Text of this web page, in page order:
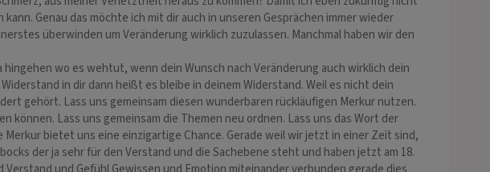
Genau das möchte ich mit dir auch in unseren Gesprächen immer wieder
überwinden um Veränderung wirklich zuzulassen. Manchmal haben wir den
wo es wehtut, wenn dein Wunsch nach Veränderung auch wirklich dein
in dir dann heißt es bleibe in deinem Widerstand. Weil es nicht dein
gehört. Lass uns gemeinsam diesen wunderbaren rückläufigen Merkur nutzen.
Lass uns gemeinsam die Themen neu ordnen. Lass uns das Wort der
bietet uns eine einzigartige Chance. Gerade weil wir jetzt in einer Zeit sind,
der ja sehr für den Verstand und die Sachebene steht und haben jetzt am 18.